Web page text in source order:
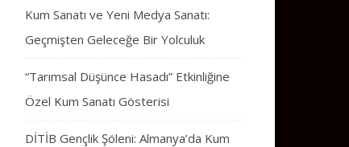
Kum Sanatı ve Yeni Medya Sanatı:
Geçmişten Geleceğe Bir Yolculuk
“Tarımsal Düşünce Hasadı” Etkinliğine
Özel Kum Sanatı Gösterisi
DİTİB Gençlik Şöleni: Almanya’da Kum